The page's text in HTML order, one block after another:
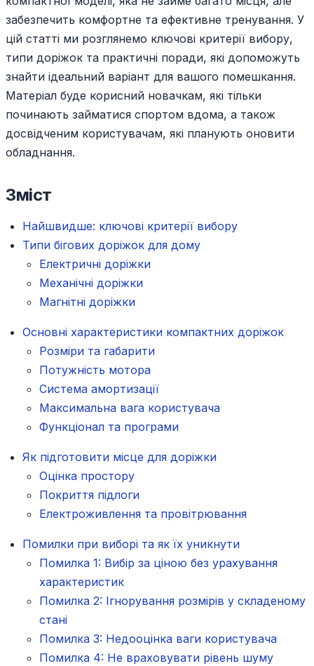
забезпечить комфортне та ефективне тренування. У
цій статті ми розглянемо ключові критерії вибору,
типи доріжок та практичні поради, які допоможуть
знайти ідеальний варіант для вашого помешкання.
Матеріал буде корисний новачкам, які тільки
починають займатися спортом вдома, а також
досвідченим користувачам, які планують оновити
обладнання.
Зміст
Найшвидше: ключові критерії вибору
Типи бігових доріжок для дому
Електричні доріжки
Механічні доріжки
Магнітні доріжки
Основні характеристики компактних доріжок
Розміри та габарити
Потужність мотора
Система амортизації
Максимальна вага користувача
Функціонал та програми
Як підготовити місце для доріжки
Оцінка простору
Покриття підлоги
Електроживлення та провітрювання
Помилки при виборі та як їх уникнути
Помилка 1: Вибір за ціною без урахування
характеристик
Помилка 2: Ігнорування розмірів у складеному
стані
Помилка 3: Недооцінка ваги користувача
Помилка 4: Не враховувати рівень шуму